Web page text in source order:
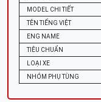
MODEL CHI TIẾT
TÊN TIẾNG VIỆT
ENG NAME
TIÊU CHUẨN
LOẠI XE
NHÓM PHỤ TÙNG